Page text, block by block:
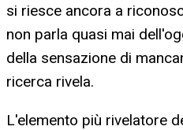
si riesce ancora a
non parla quasi mai
della sensazione di
ricerca rivela.
L'elemento più rivelatore